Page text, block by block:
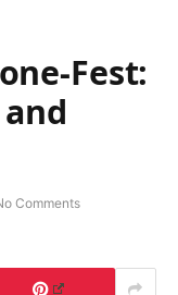
Fest:
Comments